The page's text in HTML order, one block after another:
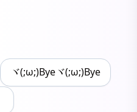
ヾ(;ω;)Byeヾ(;ω;)Bye